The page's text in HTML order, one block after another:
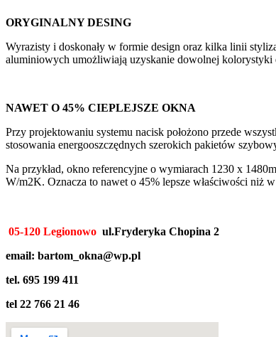
ORYGINALNY DESING
Wyrazisty i doskonały w formie design oraz kilka linii
aluminiowych umożliwiają uzyskanie dowolnej
NAWET O 45% CIEPLEJSZE OKNA
Przy projektowaniu systemu nacisk położono przede
stosowania energooszczędnych szerokich pakietów
Na przykład, okno referencyjne o wymiarach 1230 x
W/m2K. Oznacza to nawet o 45% lepsze właściwości niż
05-120 Legionowo ul.Fryderyka Chopina 2
email: bartom_okna@wp.pl
tel. 695 199 411
tel 22 766 21 46